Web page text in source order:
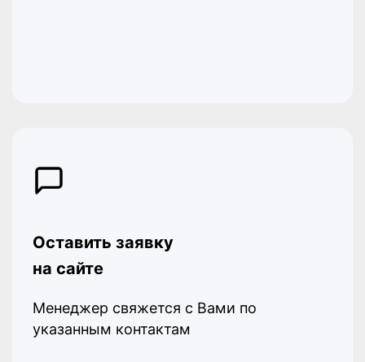
Оставить заявку
на сайте
Менеджер свяжется с Вами по
указанным контактам